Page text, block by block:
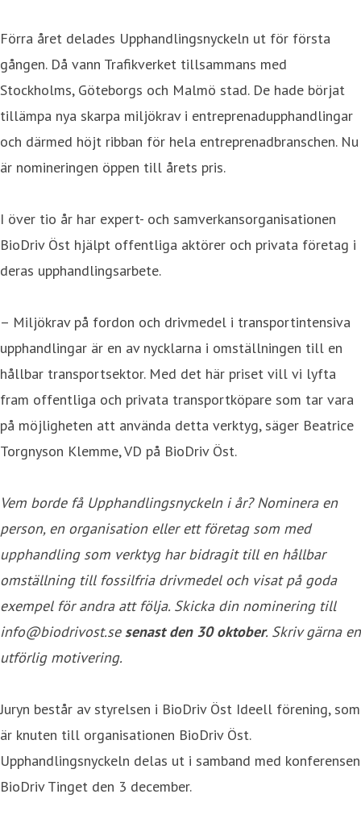
Förra året delades Upphandlingsnyckeln ut för första
gången. Då vann Trafikverket tillsammans med
Stockholms, Göteborgs och Malmö stad. De hade börjat
tillämpa nya skarpa miljökrav i entreprenadupphandlingar
och därmed höjt ribban för hela entreprenadbranschen. Nu
är nomineringen öppen till årets pris.
I över tio år har expert- och samverkansorganisationen
BioDriv Öst hjälpt offentliga aktörer och privata företag i
deras upphandlingsarbete.
– Miljökrav på fordon och drivmedel i transportintensiva
upphandlingar är en av nycklarna i omställningen till en
hållbar transportsektor. Med det här priset vill vi lyfta
fram offentliga och privata transportköpare som tar vara
på möjligheten att använda detta verktyg, säger Beatrice
Torgnyson Klemme, VD på BioDriv Öst.
Vem borde få Upphandlingsnyckeln i år? Nominera en
person, en organisation eller ett företag som med
upphandling som verktyg har bidragit till en hållbar
omställning till fossilfria drivmedel och visat på goda
exempel för andra att följa. Skicka din nominering till
info@biodrivost.se senast den 30 oktober. Skriv gärna en
utförlig motivering.
Juryn består av styrelsen i BioDriv Öst Ideell förening, som
är knuten till organisationen BioDriv Öst.
Upphandlingsnyckeln delas ut i samband med konferensen
BioDriv Tinget den 3 december.